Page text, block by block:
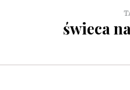
świeca